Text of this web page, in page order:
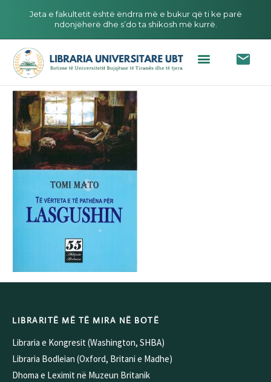
Jeta e fakultetit është ëndrra më e bukur që ti ke parë
ndonjëherë dhe s’do ta shikosh më kurrë.
LIBRARITË MË TË MIRA NË BOTË
Libraria e Kongresit (Washington, SHBA)
Libraria Bodleian (Oxford, Britani e Madhe)
Dhoma e Leximit në Muzeun Britanik